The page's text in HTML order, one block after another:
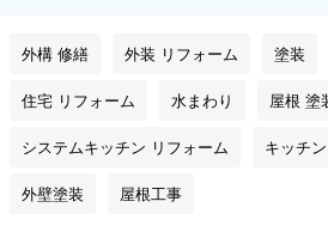
外構 修繕 外装 リフォーム 塗装
住宅 リフォーム 水まわり 屋根 塗
システムキッチン リフォーム キッチ
外壁塗装 屋根工事